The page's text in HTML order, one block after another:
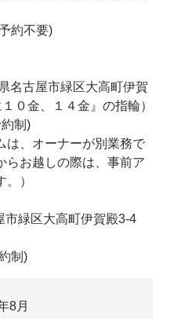
約不要)
名古屋市緑区大高町伊賀
０金、１４金』の指輪）
制)
、オーナーが別業務で
らお越しの際は、事前ア
）
市緑区大高町伊賀殿3-4
制)
8月